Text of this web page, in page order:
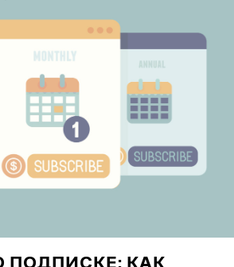
ПОДПИСКЕ: КАК